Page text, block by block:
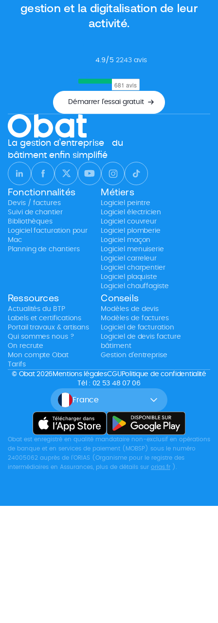
gestion et la digitalisation de leur
activité.
4.9/5 2243 avis
Démarrer l’essai gratuit
La gestion d’entreprise du
bâtiment enfin simplifié
Fonctionnalités
Devis / factures
Suivi de chantier
Bibliothèques
Logiciel facturation pour
Mac
Planning de chantiers
Métiers
Logiciel peintre
Logiciel électricien
Logiciel couvreur
Logiciel plomberie
Logiciel maçon
Logiciel menuiserie
Logiciel carreleur
Logiciel charpentier
Logiciel plaquiste
Logiciel chauffagiste
Ressources
Actualités du BTP
Labels et certifications
Portail travaux & artisans
Qui sommes nous ?
On recrute
Mon compte Obat
Tarifs
Conseils
Modèles de devis
Modèles de factures
Logiciel de facturation
Logiciel de devis facture
bâtiment
Gestion d’entreprise
France
© Obat 2026 Mentions légalesCGUPolitique de confidentialité
Tél : 02 53 48 07 06
Obat est enregistré en qualité mandataire non-exclusif en opérations
de banque et en services de paiement (MOBSP) sous le numéro
24005062 auprès de l’ORIAS (Organisme pour le registre des
intermédiaires en Assurances, plus de détails sur orias.fr ).